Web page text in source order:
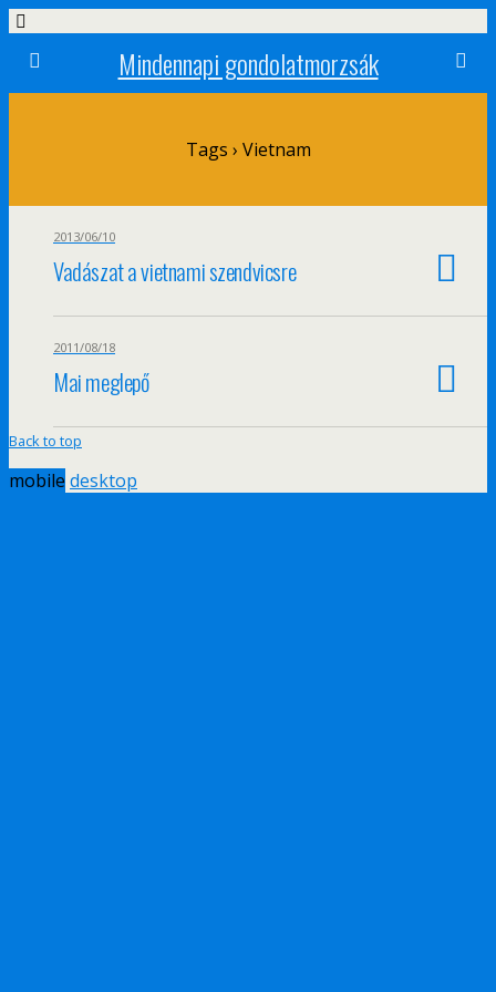
Mindennapi gondolatmorzsák
Tags › Vietnam
2013/06/10
Vadászat a vietnami szendvicsre
2011/08/18
Mai meglepő
Back to top
mobile desktop